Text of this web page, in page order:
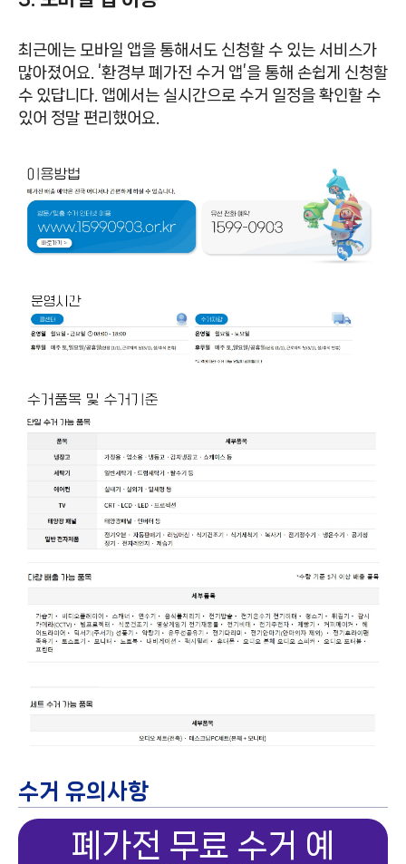
최근에는 모바일 앱을 통해서도 신청할 수 있는 서비스가
많아졌어요. ‘환경부 폐가전 수거 앱’을 통해 손쉽게 신청할
수 있답니다. 앱에서는 실시간으로 수거 일정을 확인할 수
있어 정말 편리했어요.
수거 유의사항
폐가전 무료 수거 예